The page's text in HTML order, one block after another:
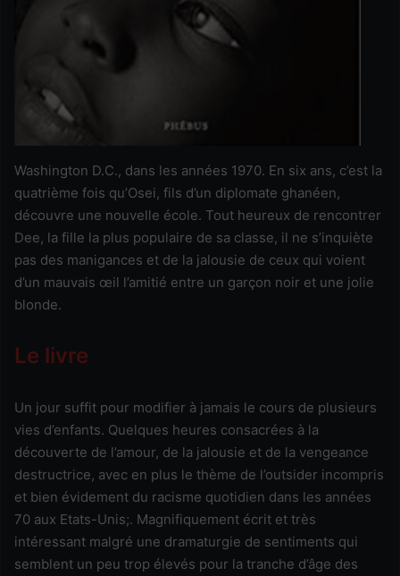
Washington D.C., dans les années 1970. En six ans, c’est la
quatrième fois qu’Osei, fils d’un diplomate ghanéen,
découvre une nouvelle école. Tout heureux de rencontrer
Dee, la fille la plus populaire de sa classe, il ne s’inquiète
pas des manigances et de la jalousie de ceux qui voient
d’un mauvais œil l’amitié entre un garçon noir et une jolie
blonde.
Le livre
Un jour suffit pour modifier à jamais le cours de plusieurs
vies d’enfants. Quelques heures consacrées à la
découverte de l’amour, de la jalousie et de la vengeance
destructrice, avec en plus le thème de l’outsider incompris
et bien évidement du racisme quotidien dans les années
70 aux Etats-Unis;. Magnifiquement écrit et très
intéressant malgré une dramaturgie de sentiments qui
semblent un peu trop élevés pour la tranche d’âge des